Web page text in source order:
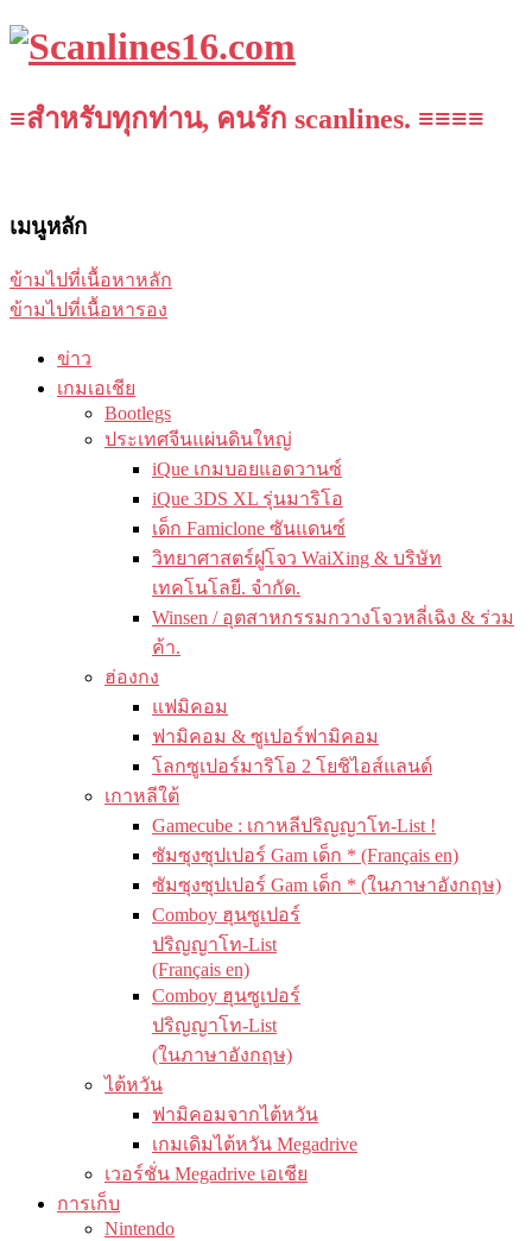
≡สำหรับทุกท่าน, คนรัก scanlines. ≡≡≡≡
เมนูหลัก
ข้ามไปที่เนื้อหาหลัก
ข้ามไปที่เนื้อหารอง
ข่าว
เกมเอเชีย
Bootlegs
ประเทศจีนแผ่นดินใหญ่
iQue เกมบอยแอดวานซ์
iQue 3DS XL รุ่นมาริโอ
เด็ก Famiclone ซันแดนซ์
วิทยาศาสตร์ฝูโจว WaiXing & บริษัท
เทคโนโลยี. จำกัด.
Winsen / อุตสาหกรรมกวางโจวหลี่เฉิง & ร่วม
ค้า.
ฮ่องกง
แฟมิคอม
ฟามิคอม & ซูเปอร์ฟามิคอม
โลกซูเปอร์มาริโอ 2 โยชิไอส์แลนด์
เกาหลีใต้
Gamecube : เกาหลีปริญญาโท-List !
ซัมซุงซุปเปอร์ Gam เด็ก * (Français en)
ซัมซุงซุปเปอร์ Gam เด็ก * (ในภาษาอังกฤษ)
Comboy ฮุนซูเปอร์
ปริญญาโท-List
(Français en)
Comboy ฮุนซูเปอร์
ปริญญาโท-List
(ในภาษาอังกฤษ)
ไต้หวัน
ฟามิคอมจากไต้หวัน
เกมเดิมไต้หวัน Megadrive
เวอร์ชั่น Megadrive เอเชีย
การเก็บ
Nintendo